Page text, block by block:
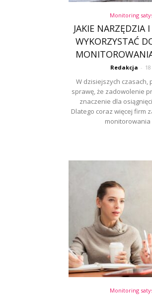
Monitoring
JAKIE
WYKORZYSTAĆ
Redakcja -
W dzisiejszych czasach,
sprawę, że zadowolenie
znaczenie dla
Dlatego coraz więcej firm
monitorowania
Monitoring